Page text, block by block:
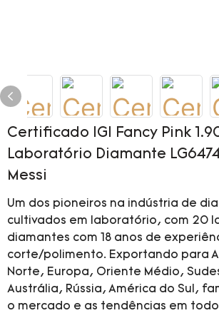
Certificado IGI Fancy Pink
Laboratório Diamante
Messi
Um dos pioneiros na indústria de
cultivados em laboratório, com 20
diamantes com 18 anos de
corte/polimento. Exportando para
Norte, Europa, Oriente Médio,
Austrália, Rússia, América do Sul,
o mercado e as tendências em